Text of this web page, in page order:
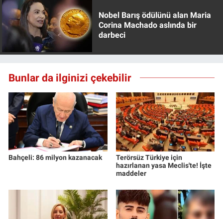
Nobel Barış ödülünü alan Maria
Corina Machado aslında bir
darbeci
Bunlar da ilginizi çekebilir
Bahçeli: 86 milyon kazanacak
Terörsüz Türkiye için
hazırlanan yasa Meclis'te! İşte
maddeler
Yerel Yaşam
Canlı Yayın